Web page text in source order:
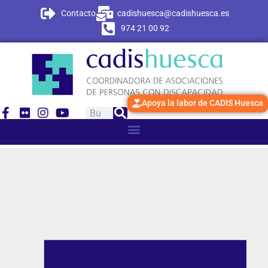
Contacto
cadishuesca@cadishuesca.es
974 21 00 92
Apoya la labor de CADIS Huesca